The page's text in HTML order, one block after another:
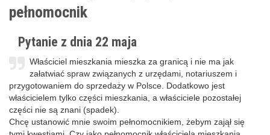
pełnomocnik
Pytanie z dnia 22 maja
Właściciel mieszkania mieszka za granicą i nie ma jak
załatwiać spraw związanych z urzędami, notariuszem i
przygotowaniem do sprzedaży w Polsce. Dodatkowo jest
właścicielem tylko części mieszkania, a właściciele pozostałej
części nie są znani (spadek).
Chcę ustanowić mnie swoim pełnomocnikiem, żebym zajął się